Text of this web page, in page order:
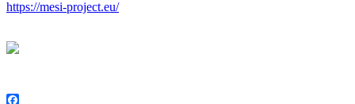
https://mesi-project.eu/